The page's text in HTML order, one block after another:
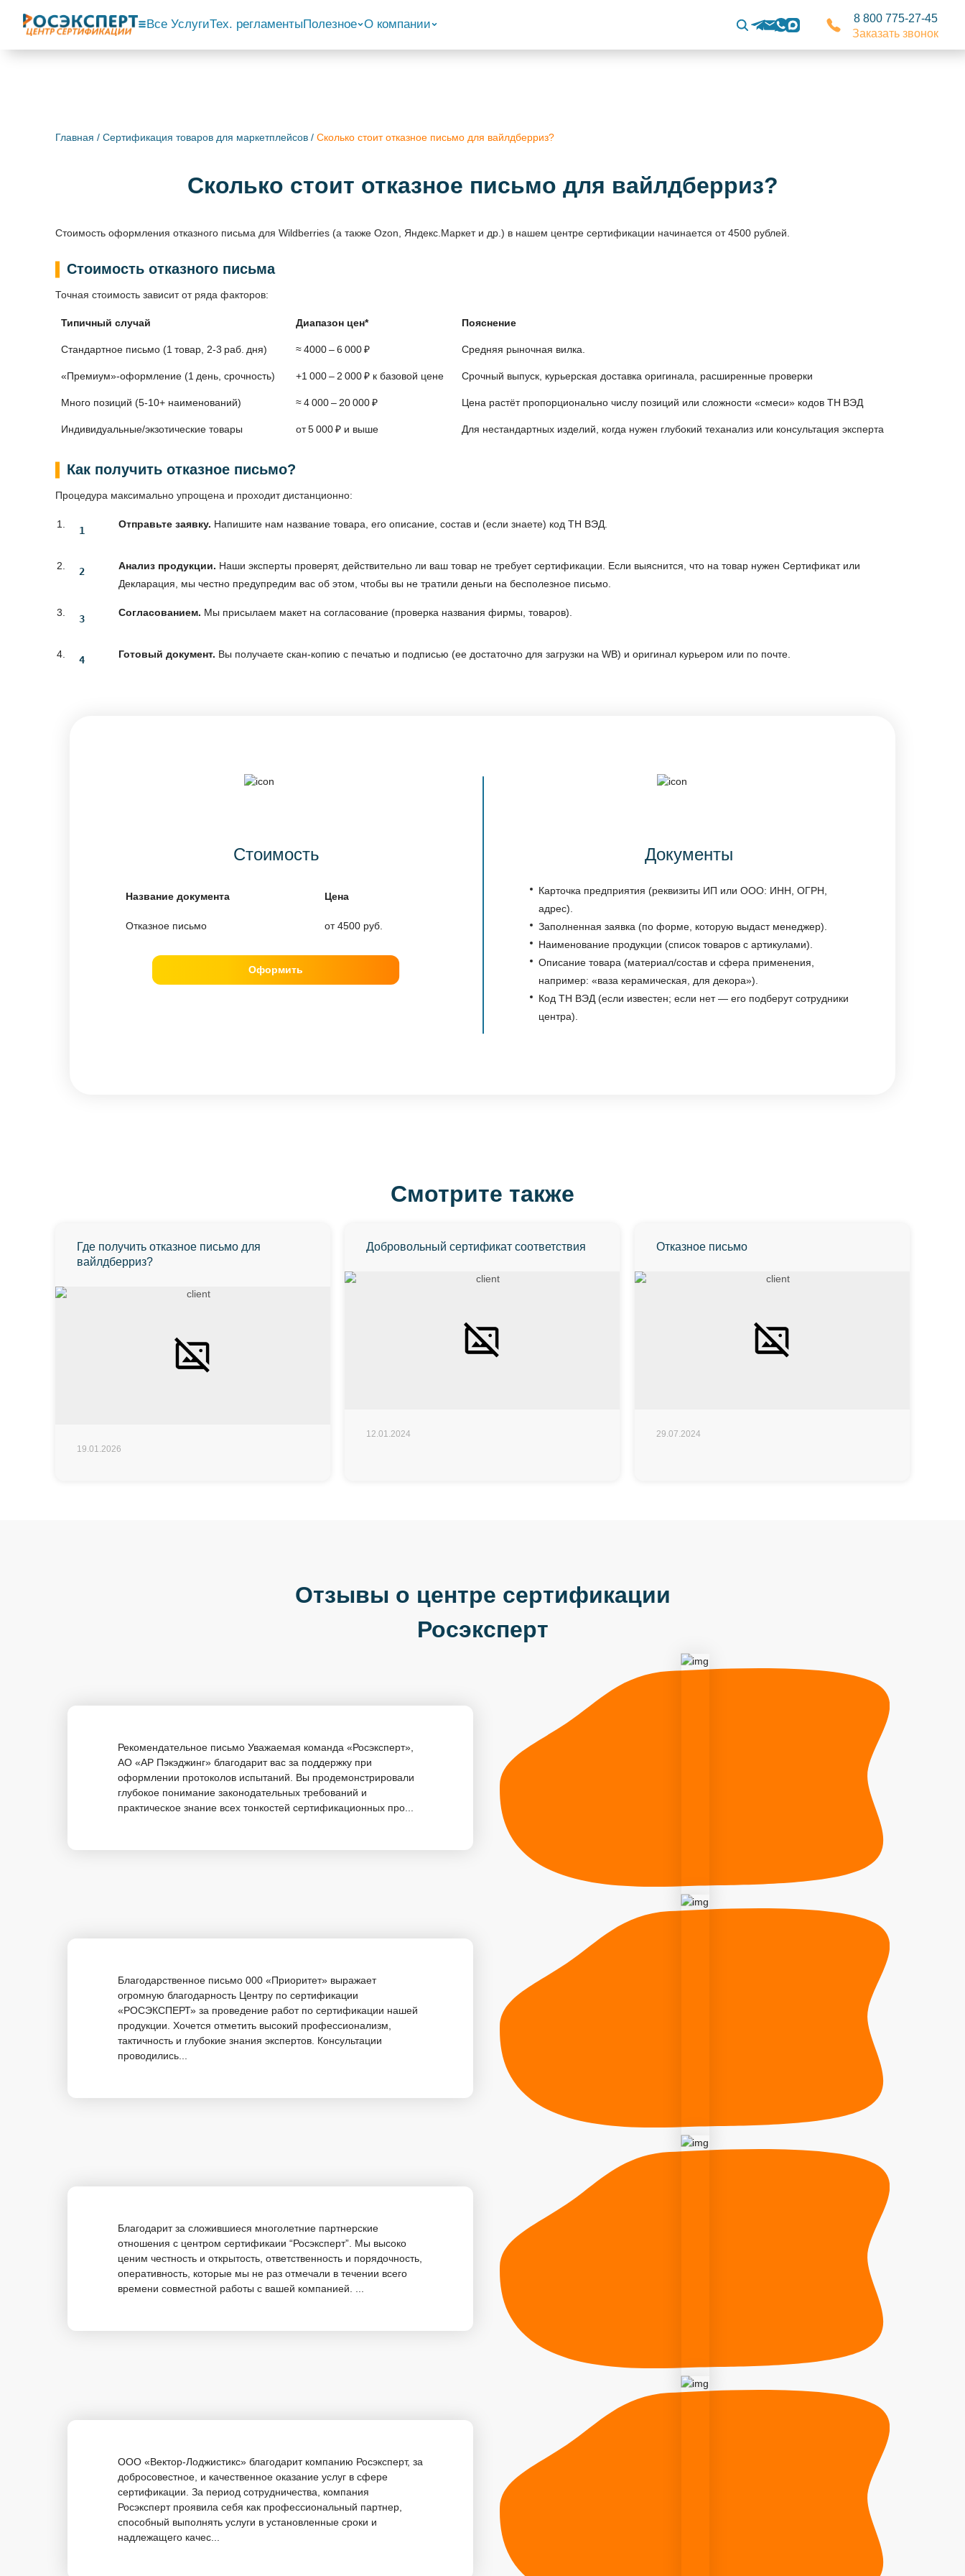
Все УслугиТех. регламенты Полезное О компании
8 800 775-27-45
Заказать звонок
Главная / Сертификация товаров для маркетплейсов / Сколько стоит отказное письмо для вайлдберриз?
Сколько стоит отказное письмо для вайлдберриз?
Стоимость оформления отказного письма для Wildberries (а также Ozon, Яндекс.Маркет и др.) в нашем центре сертификации начинается от 4500 рублей.
Стоимость отказного письма
Точная стоимость зависит от ряда факторов:
Типичный случай Диапазон цен* Пояснение
Стандартное письмо (1 товар, 2‑3 раб. дня) ≈ 4000 – 6 000 ₽ Средняя рыночная вилка.
«Премиум»‑оформление (1 день, срочность) +1 000 – 2 000 ₽ к базовой цене Срочный выпуск, курьерская доставка оригинала, расширенные проверки
Много позиций (5‑10+ наименований) ≈ 4 000 – 20 000 ₽ Цена растёт пропорционально числу позиций или сложности «смеси» кодов ТН ВЭД
Индивидуальные/экзотические товары от 5 000 ₽ и выше Для нестандартных изделий, когда нужен глубокий теханализ или консультация эксперта
Как получить отказное письмо?
Процедура максимально упрощена и проходит дистанционно:
Отправьте заявку. Напишите нам название товара, его описание, состав и (если знаете) код ТН ВЭД.
Анализ продукции. Наши эксперты проверят, действительно ли ваш товар не требует сертификации. Если выяснится, что на товар нужен Сертификат или
Декларация, мы честно предупредим вас об этом, чтобы вы не тратили деньги на бесполезное письмо.
Согласованием. Мы присылаем макет на согласование (проверка названия фирмы, товаров).
Готовый документ. Вы получаете скан-копию с печатью и подписью (ее достаточно для загрузки на WB) и оригинал курьером или по почте.
Стоимость
Название документа Цена
Отказное письмо от 4500 руб.
Оформить
Документы
Карточка предприятия (реквизиты ИП или ООО: ИНН, ОГРН,
адрес).
Заполненная заявка (по форме, которую выдаст менеджер).
Наименование продукции (список товаров с артикулами).
Описание товара (материал/состав и сфера применения,
например: «ваза керамическая, для декора»).
Код ТН ВЭД (если известен; если нет — его подберут сотрудники
центра).
Смотрите также
Где получить отказное письмо для
вайлдберриз?
19.01.2026
Добровольный сертификат соответствия
12.01.2024
Отказное письмо
29.07.2024
Отзывы о центре сертификации
Росэксперт
Рекомендательное письмо Уважаемая команда «Росэксперт»,
АО «АР Пэкэджинг» благодарит вас за поддержку при
оформлении протоколов испытаний. Вы продемонстрировали
глубокое понимание законодательных требований и
практическое знание всех тонкостей сертификационных про...
Благодарственное письмо 000 «Приоритет» выражает
огромную благодарность Центру по сертификации
«РОСЭКСПЕРТ» за проведение работ по сертификации нашей
продукции. Хочется отметить высокий профессионализм,
тактичность и глубокие знания экспертов. Консультации
проводились...
Благодарит за сложившиеся многолетние партнерские
отношения с центром сертификаии “Росэксперт”. Мы высоко
ценим честность и открытость, ответственность и порядочность,
оперативность, которые мы не раз отмечали в течении всего
времени совместной работы с вашей компанией. ...
ООО «Вектор-Лоджистикс» благодарит компанию Росэксперт, за
добросовестное, и качественное оказание услуг в сфере
сертификации. За период сотрудничества, компания
Росэксперт проявила себя как профессиональный партнер,
способный выполнять услуги в установленные сроки и
надлежащего качес...